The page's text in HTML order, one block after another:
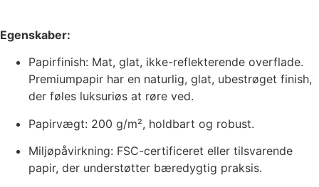
Egenskaber:
Papirfinish: Mat, glat, ikke-reflekterende overflade.
Premiumpapir har en naturlig, glat, ubestrøget finish,
der føles luksuriøs at røre ved.
Papirvægt: 200 g/m², holdbart og robust.
Miljøpåvirkning: FSC-certificeret eller tilsvarende
papir, der understøtter bæredygtig praksis.